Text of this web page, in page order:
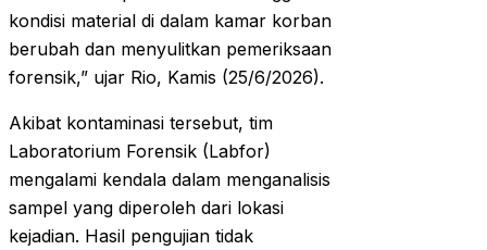
kondisi material di dalam kamar korban
berubah dan menyulitkan pemeriksaan
forensik,” ujar Rio, Kamis (25/6/2026).
Akibat kontaminasi tersebut, tim
Laboratorium Forensik (Labfor)
mengalami kendala dalam menganalisis
sampel yang diperoleh dari lokasi
kejadian. Hasil pengujian tidak